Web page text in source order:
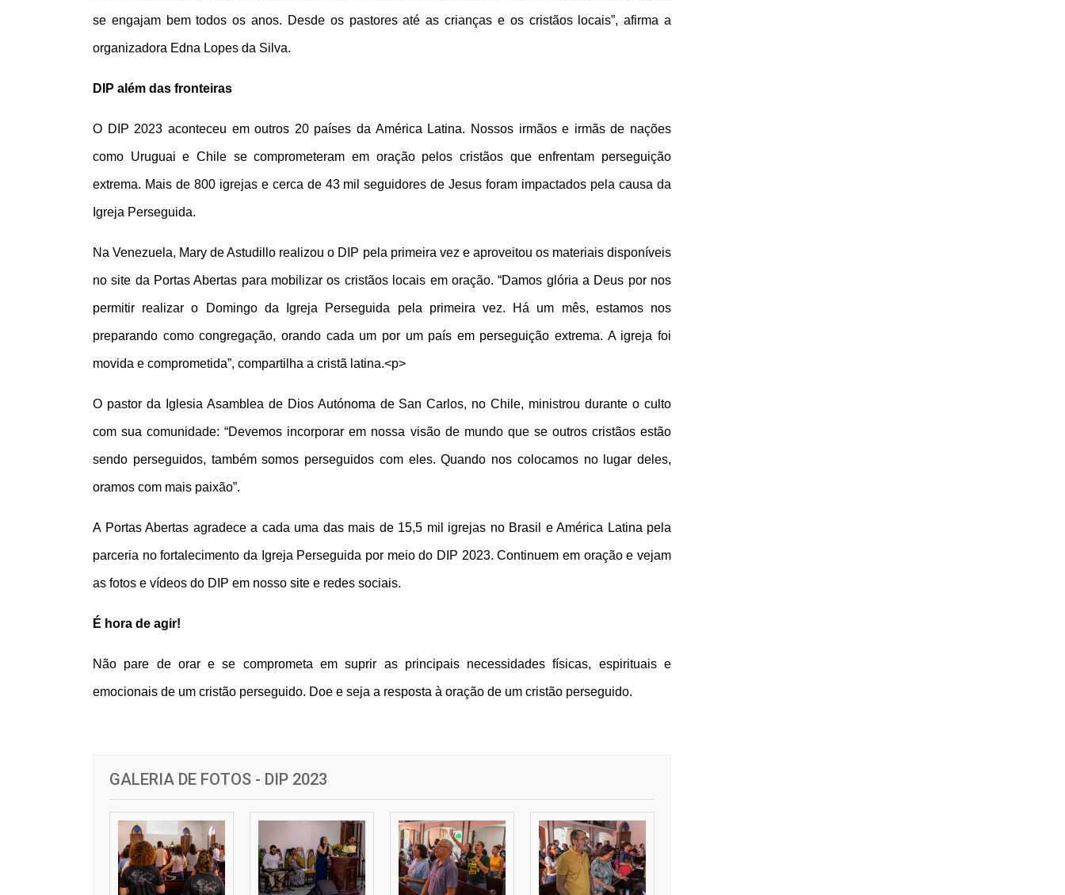
se engajam bem todos os anos. Desde os pastores até as crianças e os cristãos locais”, afirma a
organizadora Edna Lopes da Silva.
DIP além das fronteiras
O DIP 2023 aconteceu em outros 20 países da América Latina. Nossos irmãos e irmãs de nações
como Uruguai e Chile se comprometeram em oração pelos cristãos que enfrentam perseguição
extrema. Mais de 800 igrejas e cerca de 43 mil seguidores de Jesus foram impactados pela causa da
Igreja Perseguida.
Na Venezuela, Mary de Astudillo realizou o DIP pela primeira vez e aproveitou os materiais disponíveis
no site da Portas Abertas para mobilizar os cristãos locais em oração. “Damos glória a Deus por nos
permitir realizar o Domingo da Igreja Perseguida pela primeira vez. Há um mês, estamos nos
preparando como congregação, orando cada um por um país em perseguição extrema. A igreja foi
movida e comprometida”, compartilha a cristã latina.<p>
O pastor da Iglesia Asamblea de Dios Autónoma de San Carlos, no Chile, ministrou durante o culto
com sua comunidade: “Devemos incorporar em nossa visão de mundo que se outros cristãos estão
sendo perseguidos, também somos perseguidos com eles. Quando nos colocamos no lugar deles,
oramos com mais paixão”.
A Portas Abertas agradece a cada uma das mais de 15,5 mil igrejas no Brasil e América Latina pela
parceria no fortalecimento da Igreja Perseguida por meio do DIP 2023. Continuem em oração e vejam
as fotos e vídeos do DIP em nosso site e redes sociais.
É hora de agir!
Não pare de orar e se comprometa em suprir as principais necessidades físicas, espirituais e
emocionais de um cristão perseguido. Doe e seja a resposta à oração de um cristão perseguido.
GALERIA DE FOTOS - DIP 2023